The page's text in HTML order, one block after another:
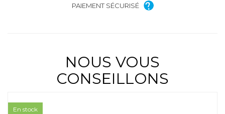
PAIEMENT SÉCURISÉ
NOUS VOUS
CONSEILLONS
En stock